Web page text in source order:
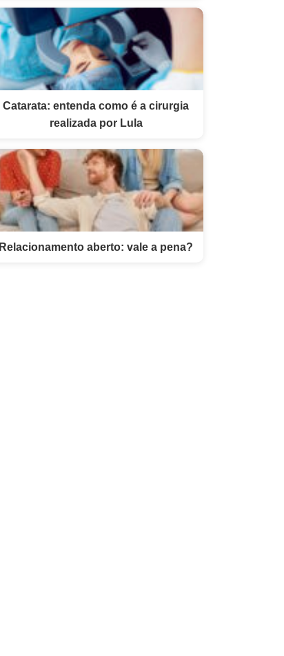
Catarata: entenda como é a cirurgia
realizada por Lula
Relacionamento aberto: vale a pena?